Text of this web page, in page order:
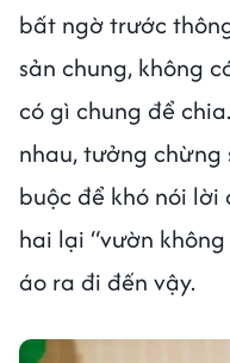
bất ngờ trước
sản chung, không
có gì chung để
nhau, tưởng
buộc để khó nói
hai lại “vườn
áo ra đi đến vậy.